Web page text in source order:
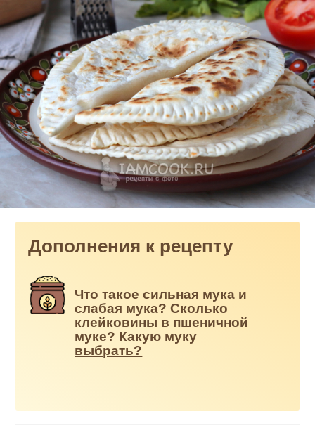
Дополнения к рецепту
Что такое сильная мука и
слабая мука? Сколько
клейковины в пшеничной
муке? Какую муку
выбрать?